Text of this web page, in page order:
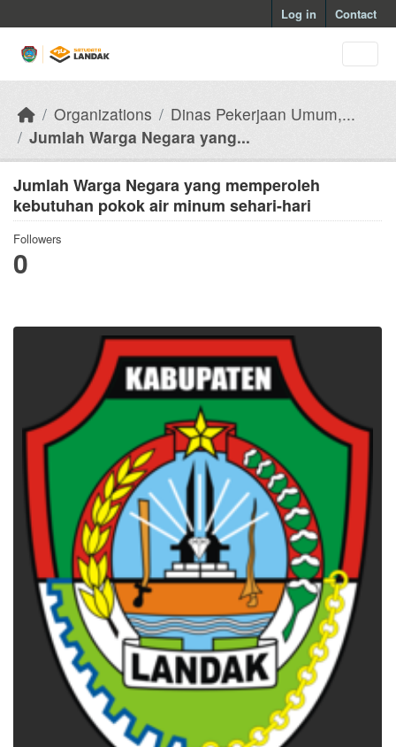
Log in Contact
Organizations
Dinas Pekerjaan Umum,...
Jumlah Warga Negara yang...
Jumlah Warga Negara yang memperoleh
kebutuhan pokok air minum sehari-hari
Followers
0